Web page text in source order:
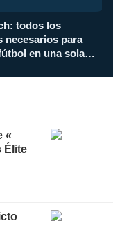
todos los
necesarios para
en una sola
«
Élite